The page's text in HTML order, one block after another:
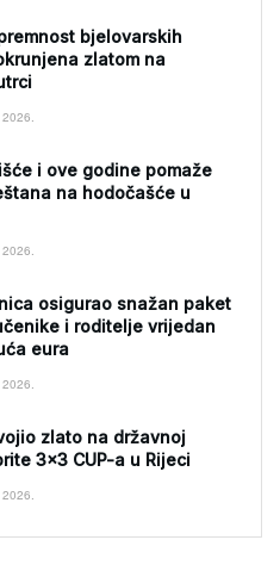
bjelovarskih
zlatom na
i ove godine pomaže
na hodočašće u
osigurao snažan paket
i roditelje vrijedan
eura
zlato na državnoj
3×3 CUP-a u Rijeci